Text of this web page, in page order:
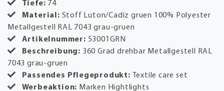
Tiefe: 74
Material: Stoff Luton/Cadiz gruen 100% Polyester
Metallgestell RAL 7043 grau-gruen
Artikelnummer: 53001GRN
Beschreibung: 360 Grad drehbar Metallgestell RAL
7043 grau-gruen
Passendes Pflegeprodukt: Textile care set
Werbeaktion: Marken Hightlights